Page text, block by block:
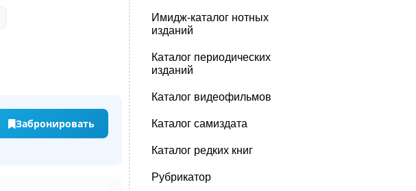
Забронировать
Имидж-каталог нотных
изданий
Каталог периодических
изданий
Каталог видеофильмов
Каталог самиздата
Каталог редких книг
Рубрикатор